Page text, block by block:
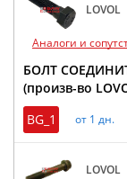
LOVOL
Аналоги и
БОЛТ
(произв-во
BG_1
от 1 дн.
LOVOL